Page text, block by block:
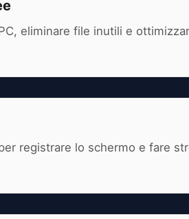
eliminare file inutili e
registrare lo schermo e fare